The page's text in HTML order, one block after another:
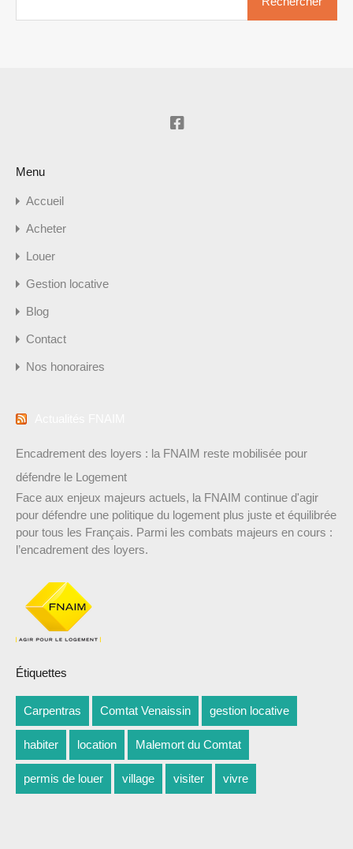
Menu
Accueil
Acheter
Louer
Gestion locative
Blog
Contact
Nos honoraires
Encadrement des loyers : la FNAIM reste mobilisée pour
défendre le Logement
Face aux enjeux majeurs actuels, la FNAIM continue d'agir
pour défendre une politique du logement plus juste et équilibrée
pour tous les Français. Parmi les combats majeurs en cours :
l’encadrement des loyers.
Étiquettes
Carpentras Comtat Venaissin gestion locative
habiter location Malemort du Comtat
permis de louer village visiter vivre